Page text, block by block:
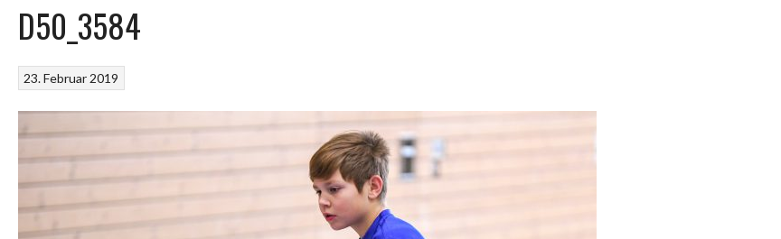
D50_3584
23. Februar 2019